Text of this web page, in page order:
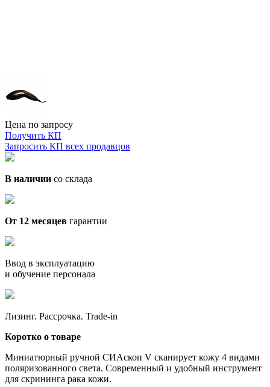
Цена по запросу
Получить КП
Запросить КП всех продавцов
В наличии со склада
От 12 месяцев гарантии
Ввод в эксплуатацию
и обучение персонала
Лизинг. Рассрочка. Trade-in
Коротко о товаре
Миниатюрный ручной СИАскоп V сканирует кожу 4 видами
поляризованного света. Современный и удобный инструмент
для скрининга рака кожи.